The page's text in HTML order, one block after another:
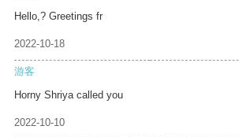
Hello,? Greetings fr
2022-10-18
游客
Horny Shriya called you
2022-10-10